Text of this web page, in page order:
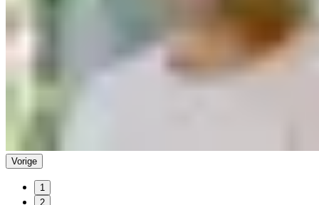
Vorige
1
2